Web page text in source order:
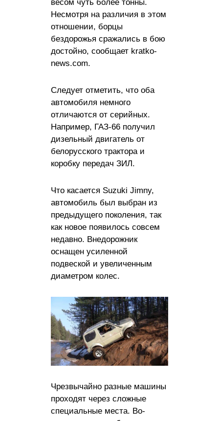
весом чуть более тонны.
Несмотря на различия в этом
отношении, борцы
бездорожья сражались в бою
достойно, сообщает kratko-
news.com.
Следует отметить, что оба
автомобиля немного
отличаются от серийных.
Например, ГАЗ-66 получил
дизельный двигатель от
белорусского трактора и
коробку передач ЗИЛ.
Что касается Suzuki Jimny,
автомобиль был выбран из
предыдущего поколения, так
как новое появилось совсем
недавно. Внедорожник
оснащен усиленной
подвеской и увеличенным
диаметром колес.
Чрезвычайно разные машины
проходят через сложные
специальные места. Во-